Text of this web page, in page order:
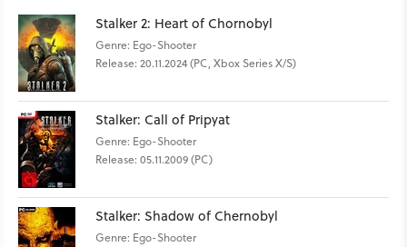
Stalker 2: Heart of Chornobyl
Genre: Ego-Shooter
Release: 20.11.2024 (PC, Xbox Series X/S)
Stalker: Call of Pripyat
Genre: Ego-Shooter
Release: 05.11.2009 (PC)
Stalker: Shadow of Chernobyl
Genre: Ego-Shooter